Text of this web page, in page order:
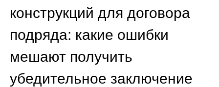
конструкций для договора
подряда: какие ошибки
мешают получить
убедительное заключение